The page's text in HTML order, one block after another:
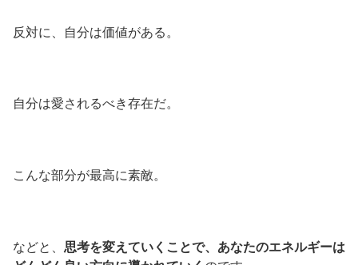
反対に、自分は価値がある。
自分は愛されるべき存在だ。
こんな部分が最高に素敵。
などと、 思考を変えていくことで、あなたのエネルギーは